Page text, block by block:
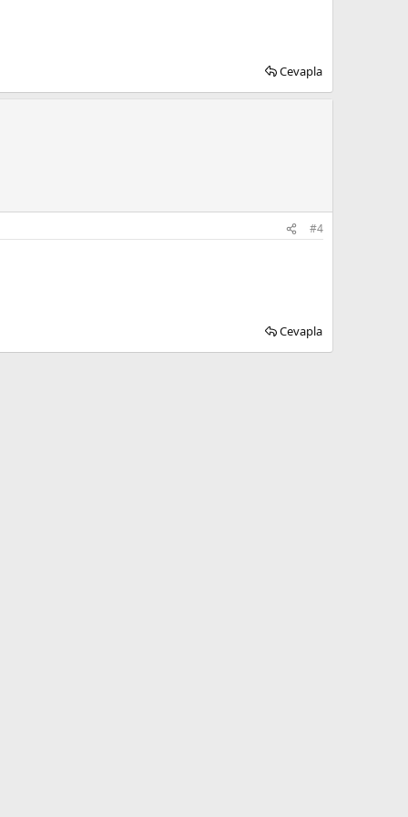
Cevapla
#4
Cevapla